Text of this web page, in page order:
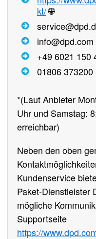
kt/🌐
+49 6021
01806
*(Laut Anbieter
Uhr und Samstag:
erreichbar)
Neben den oben
Kundenservice
Paket-Dienstleister
mögliche
Supportseite
https://